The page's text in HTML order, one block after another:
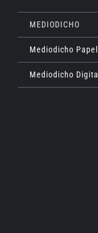
MEDIODICHO
Mediodicho Papel
Mediodicho Digital